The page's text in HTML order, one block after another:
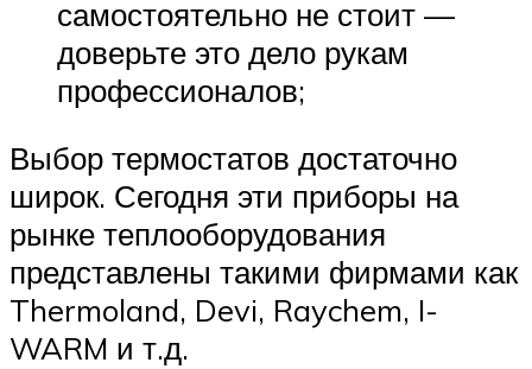
самостоятельно не стоит —
доверьте это дело рукам
профессионалов;
Выбор термостатов достаточно
широк. Сегодня эти приборы на
рынке теплооборудования
представлены такими фирмами как
Thermoland, Devi, Raychem, I-
WARM и т.д.